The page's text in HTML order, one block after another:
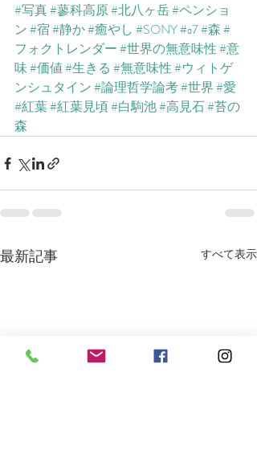
#写真#蓼科高原#北八ヶ岳#ペンショ
ン#宿#静か#癒やし #SONY#α7#森#
フォクトレンダー#世界の無意味性#意
味#価値#生きる #無意味性#ウィトゲ
ンシュタイン#論理哲学論考#世界#愛
#紅葉#紅葉見頃#白駒池#高見石#苔の
森
最新記事 すべて表示